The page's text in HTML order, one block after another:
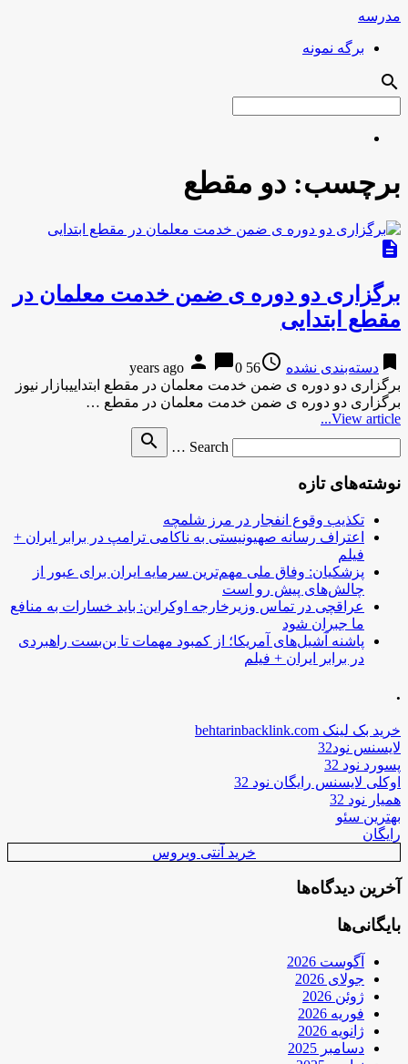
مدرسه
برگه نمونه
search
برچسب: دو مقطع
description
برگزاری دو دوره ی ضمن خدمت معلمان در
مقطع ابتدایی
bookmark دسته‌بندی نشده access_time
56 years ago
person chat_bubble0
برگزاری دو دوره ی ضمن خدمت معلمان در مقطع ابتداییبازار نیوز
برگزاری دو دوره ی ضمن خدمت معلمان در مقطع …
View article...
Search …
search
نوشته‌های تازه
تکذیب وقوع انفجار در مرز شلمچه
اعتراف رسانه صهیونیستی به ناکامی ترامپ در برابر ایران +
فیلم
پزشکیان: وفاق ملی مهم‌ترین سرمایه ایران برای عبور از
چالش‌های پیش رو است
عراقچی در تماس وزیرخارجه اوکراین: باید خسارات به منافع
ما جبران شود
پاشنه آشیل‌های آمریکا؛ از کمبود مهمات تا بن‌بست راهبردی
در برابر ایران + فیلم
.
خرید بک لینک behtarinbacklink.com
لایسنس نود32
پسورد نود 32
اوکلی لایسنس رایگان نود 32
همیار نود 32
بهترین سئو
رایگان
خرید آنتی ویروس
آخرین دیدگاه‌ها
بایگانی‌ها
آگوست 2026
جولای 2026
ژوئن 2026
فوریه 2026
ژانویه 2026
دسامبر 2025